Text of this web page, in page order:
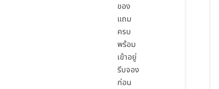
ของ
แถม
ครบ
พร้อม
เข้าอยู่
รีบจอง
ก่อน